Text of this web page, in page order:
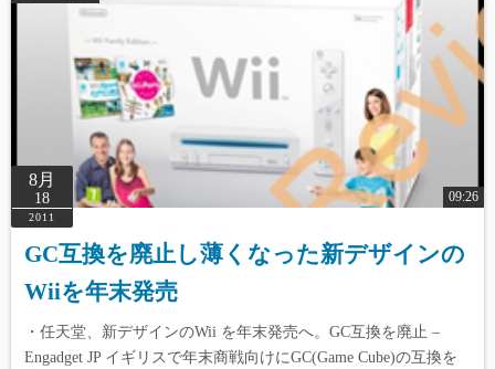
8月
18
2011
09:26
GC互換を廃止し薄くなった新デザインの
Wiiを年末発売
・任天堂、新デザインのWii を年末発売へ。GC互換を廃止 –
Engadget JP イギリスで年末商戦向けにGC(Game Cube)の互換を